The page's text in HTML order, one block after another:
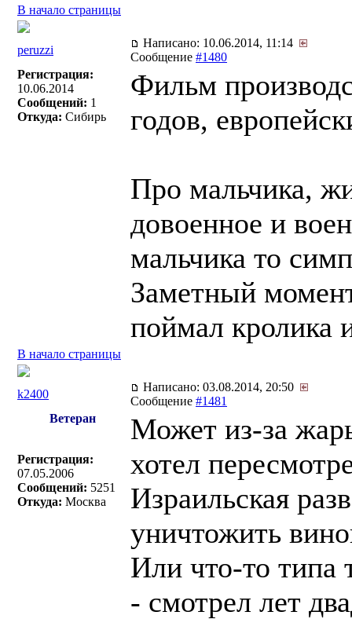
В начало страницы
peruzzi
Написано: 10.06.2014, 11:14
Сообщение #1480
Регистрация:
10.06.2014
Сообщений: 1
Откуда: Сибирь
Фильм
годов,
Про мальчика,
довоенное и
мальчика то
Заметный
поймал кролика
В начало страницы
k2400
Написано: 03.08.2014, 20:50
Сообщение #1481
Ветеран
Регистрация:
07.05.2006
Сообщений: 5251
Откуда: Москва
Может из-за
хотел
Израильская
уничтожить
Или что-то типа
- смотрел лет